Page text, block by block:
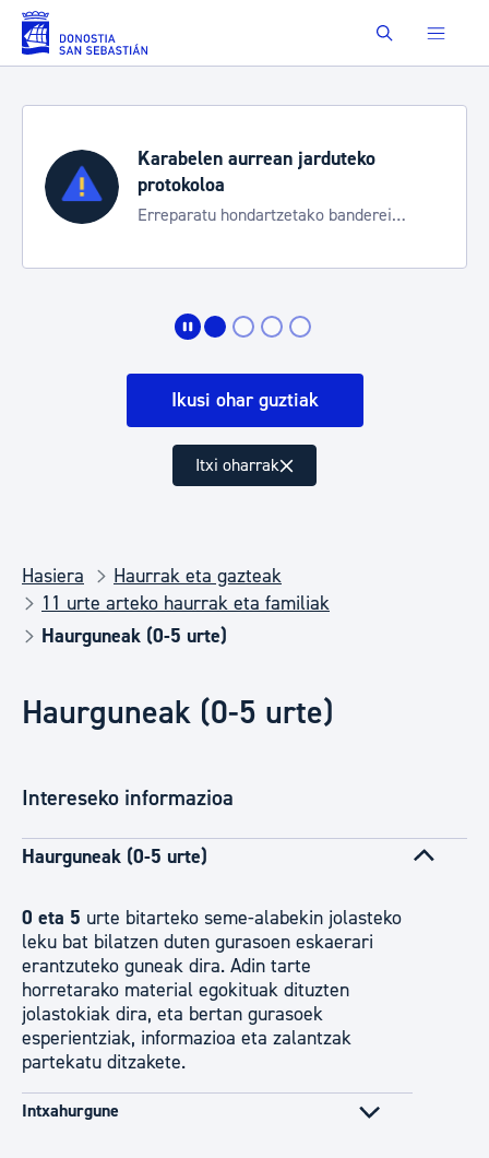
Eduki nagusira joan Buscar
Karabelen aurrean jarduteko
protokoloa
Erreparatu hondartzetako banderei
Ikusi ohar guztiak
Itxi oharrak
Hasiera
Haurrak eta gazteak
11 urte arteko haurrak eta familiak
Haurguneak (0-5 urte)
Haurguneak (0-5 urte)
Intereseko informazioa
Haurguneak (0-5 urte)
0 eta 5 urte bitarteko seme-alabekin jolasteko
leku bat bilatzen duten gurasoen eskaerari
erantzuteko guneak dira. Adin tarte
horretarako material egokituak dituzten
jolastokiak dira, eta bertan gurasoek
esperientziak, informazioa eta zalantzak
partekatu ditzakete.
Intxahurgune